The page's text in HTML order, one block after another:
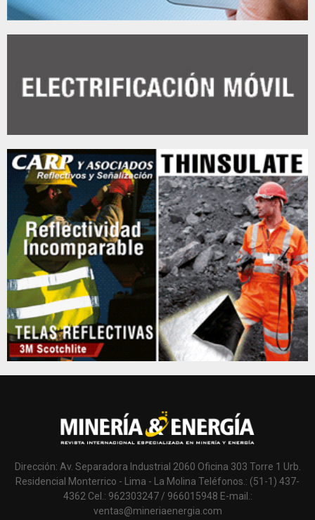
Dirección: Av. Separadora Industrial 2060 Oficina 303 Torre 1 Urb.
Residencial Monterrico - Lima - La Molina Teléfonos.: (51-1) 437-
4362 Cel.: 962303247 / 966015948 E-mail.:
ventas@mineriaenergia.com